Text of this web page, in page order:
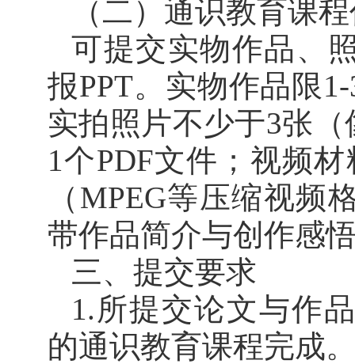
（二）通识教育课
可提交实物作品、
报PPT。实物作品限
实拍照片不少于3张
1个PDF文件；视频
（MPEG等压缩视频
带作品简介与创作感
三、提交要求
1.所提交论文与作
的通识教育课程完成